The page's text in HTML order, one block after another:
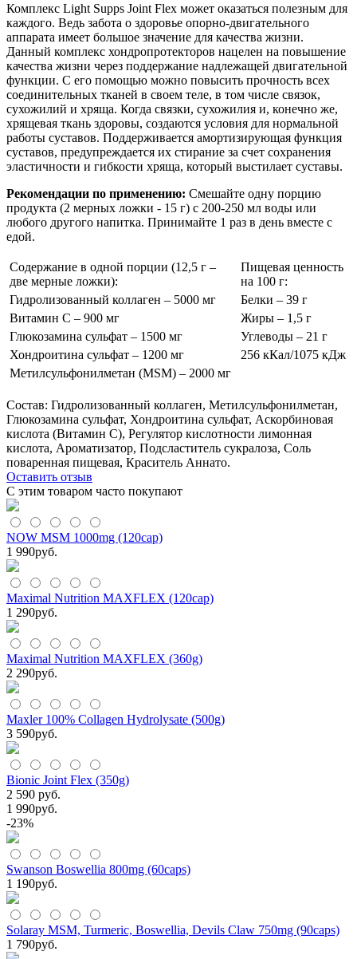
Комплекс Light Supps Joint Flex может оказаться полезным для
каждого. Ведь забота о здоровье опорно-двигательного
аппарата имеет большое значение для качества жизни.
Данный комплекс хондропротекторов нацелен на повышение
качества жизни через поддержание надлежащей двигательной
функции. С его помощью можно повысить прочность всех
соединительных тканей в своем теле, в том числе связок,
сухожилий и хряща. Когда связки, сухожилия и, конечно же,
хрящевая ткань здоровы, создаются условия для нормальной
работы суставов. Поддерживается амортизирующая функция
суставов, предупреждается их стирание за счет сохранения
эластичности и гибкости хряща, который выстилает суставы.
Рекомендации по применению: Смешайте одну порцию
продукта (2 мерных ложки - 15 г) с 200-250 мл воды или
любого другого напитка. Принимайте 1 раз в день вместе с
едой.
Содержание в одной порции (12,5 г –
две мерные ложки):
Пищевая ценность
на 100 г:
Гидролизованный коллаген – 5000 мг
Белки – 39 г
Витамин С – 900 мг
Жиры – 1,5 г
Глюкозамина сульфат – 1500 мг
Углеводы – 21 г
Хондроитина сульфат – 1200 мг
256 кКал/1075 кДж
Метилсульфонилметан (MSM) – 2000 мг
Состав: Гидролизованный коллаген, Метилсульфонилметан,
Глюкозамина сульфат, Хондроитина сульфат, Аскорбиновая
кислота (Витамин С), Регулятор кислотности лимонная
кислота, Ароматизатор, Подсластитель сукралоза, Соль
поваренная пищевая, Краситель Аннато.
Оставить отзыв
С этим товаром часто покупают
NOW MSM 1000mg (120cap)
1 990руб.
Maximal Nutrition MAXFLEX (120cap)
1 290руб.
Maximal Nutrition MAXFLEX (360g)
2 290руб.
Maxler 100% Collagen Hydrolysate (500g)
3 590руб.
Bionic Joint Flex (350g)
2 590 руб.
1 990руб.
-23%
Swanson Boswellia 800mg (60caps)
1 190руб.
Solaray MSM, Turmeric, Boswellia, Devils Claw 750mg (90caps)
1 790руб.